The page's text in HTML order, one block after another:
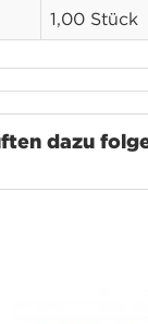
1,00 Stück
dazu